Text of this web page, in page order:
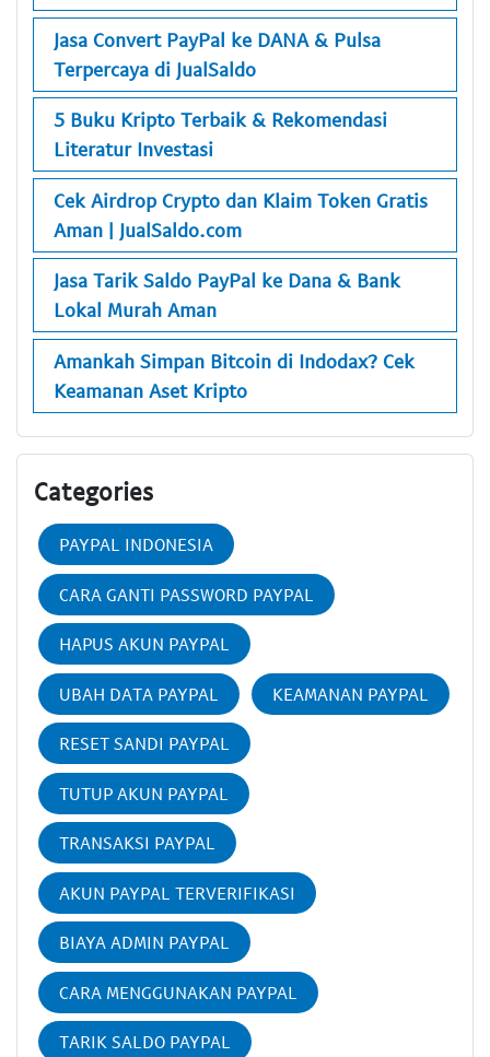
Jasa Convert PayPal ke DANA & Pulsa
Terpercaya di JualSaldo
5 Buku Kripto Terbaik & Rekomendasi
Literatur Investasi
Cek Airdrop Crypto dan Klaim Token Gratis
Aman | JualSaldo.com
Jasa Tarik Saldo PayPal ke Dana & Bank
Lokal Murah Aman
Amankah Simpan Bitcoin di Indodax? Cek
Keamanan Aset Kripto
Categories
PAYPAL INDONESIA
CARA GANTI PASSWORD PAYPAL
HAPUS AKUN PAYPAL
UBAH DATA PAYPAL KEAMANAN PAYPAL
RESET SANDI PAYPAL
TUTUP AKUN PAYPAL
TRANSAKSI PAYPAL
AKUN PAYPAL TERVERIFIKASI
BIAYA ADMIN PAYPAL
CARA MENGGUNAKAN PAYPAL
TARIK SALDO PAYPAL